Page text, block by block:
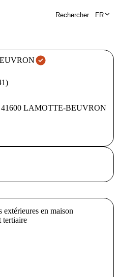
Rechercher FR
)
41600 LAMOTTE-BEUVRON
extérieures en maison
tertiaire